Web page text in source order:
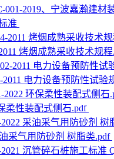
001-2019、宁波嘉瀚建材
准
烤烟成熟采收技术规
2011 电力设备预防性试验
柔性装配式侧石.pdf
采气用防砂剂 树脂类.pdf